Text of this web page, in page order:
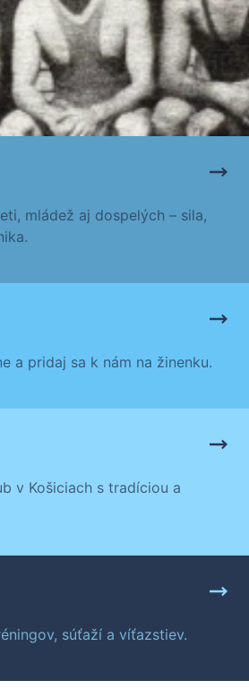
mládež aj dospelých – sila,
a pridaj sa k nám na žinenku.
v Košiciach s tradíciou a
súťaží a víťazstiev.